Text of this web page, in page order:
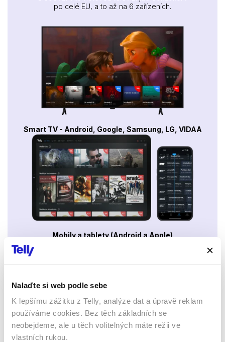
Nalaďte si web podle sebe
K lepšímu zážitku z Telly, analýze dat a úpravě reklam
používáme cookies. Bez těch základních se
neobejdeme, ale u těch volitelných máte režii ve
vlastních rukou.
po celé EU, a to až na 6 zařízeních.
Smart TV - Android, Google, Samsung, LG, VIDAA
Mobily a tablety (Android a Apple)